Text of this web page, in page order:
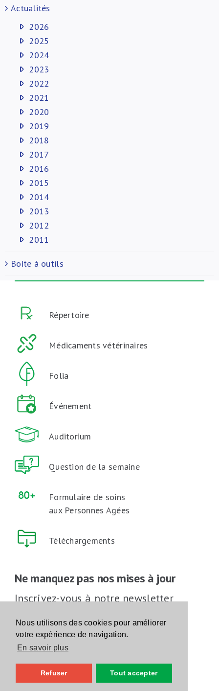
Nous utilisons des cookies pour améliorer
votre expérience de navigation.
En savoir plus
Refuser Tout accepter
Actualités
2026
2025
2024
2023
2022
2021
2020
2019
2018
2017
2016
2015
2014
2013
2012
2011
Boite à outils
Répertoire
Médicaments vétérinaires
Folia
Événement
Auditorium
Question de la semaine
Formulaire de soins
aux Personnes Agées
Téléchargements
Ne manquez pas nos mises à jour
Inscrivez-vous à notre newsletter
Inscrivez-vous
Suivez-nous sur les réseaux sociaux